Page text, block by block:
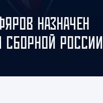
НАЗНАЧЕН
СБОРНОЙ РОССИИ